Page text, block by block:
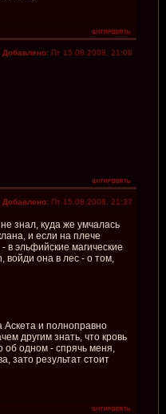
Добавлено: Пт 15.08.2008, 21:08
Добавлено: Пт 15.08.2008, 21:37
знал, куда же умчалась
и если на плече
в эльфийские магические
войди она в лес - о том,
Аскета и полноправно
другим знать, что кровь
об одном - спрячь меня,
зато результат стоит